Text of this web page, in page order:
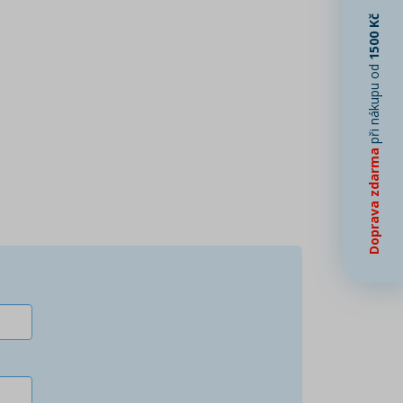
Doprava zdarma
při nákupu od
1500 Kč